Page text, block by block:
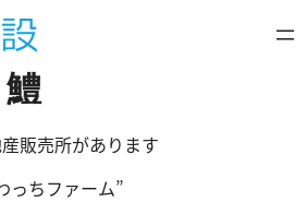
販売所があります
っちファーム”